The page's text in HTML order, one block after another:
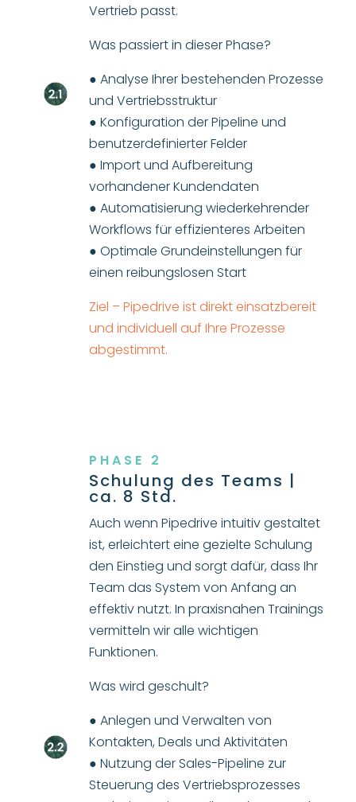
Vertrieb passt.
Was passiert in dieser Phase?
● Analyse Ihrer bestehenden Prozesse
und Vertriebsstruktur
● Konfiguration der Pipeline und
benutzerdefinierter Felder
● Import und Aufbereitung
vorhandener Kundendaten
● Automatisierung wiederkehrender
Workflows für effizienteres Arbeiten
● Optimale Grundeinstellungen für
einen reibungslosen Start
Ziel – Pipedrive ist direkt einsatzbereit
und individuell auf Ihre Prozesse
abgestimmt.
PHASE 2
Schulung des Teams |
ca. 8 Std.
Auch wenn Pipedrive intuitiv gestaltet
ist, erleichtert eine gezielte Schulung
den Einstieg und sorgt dafür, dass Ihr
Team das System von Anfang an
effektiv nutzt. In praxisnahen Trainings
vermitteln wir alle wichtigen
Funktionen.
Was wird geschult?
● Anlegen und Verwalten von
Kontakten, Deals und Aktivitäten
● Nutzung der Sales-Pipeline zur
Steuerung des Vertriebsprozesses